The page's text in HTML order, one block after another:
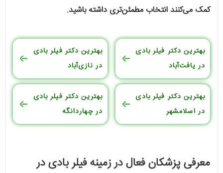
کمک می‌کنند انتخاب مطمئن‌تری داشته باشید.
بهترین دکتر فیلر بادی
در یافت‌آباد
بهترین دکتر فیلر بادی
در نازی‌آباد
بهترین دکتر فیلر بادی
در اسلامشهر
بهترین دکتر فیلر بادی
در چهاردانگه
معرفی پزشکان فعال در زمینه فیلر بادی در